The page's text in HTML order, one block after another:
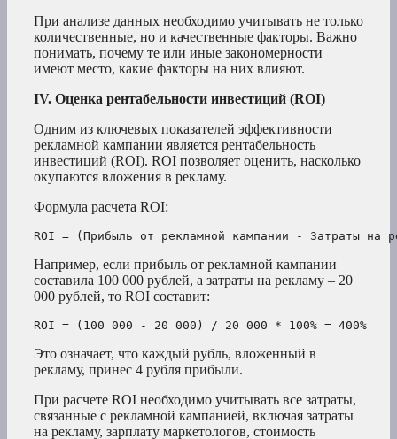
При анализе данных необходимо учитывать не только
количественные, но и качественные факторы. Важно
понимать, почему те или иные закономерности
имеют место, какие факторы на них влияют.
IV. Оценка рентабельности инвестиций (ROI)
Одним из ключевых показателей эффективности
рекламной кампании является рентабельность
инвестиций (ROI). ROI позволяет оценить, насколько
окупаются вложения в рекламу.
Формула расчета ROI:
Например, если прибыль от рекламной кампании
составила 100 000 рублей, а затраты на рекламу – 20
000 рублей, то ROI составит:
Это означает, что каждый рубль, вложенный в
рекламу, принес 4 рубля прибыли.
При расчете ROI необходимо учитывать все затраты,
связанные с рекламной кампанией, включая затраты
на рекламу, зарплату маркетологов, стоимость